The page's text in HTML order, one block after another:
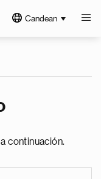
Candean
continuación.